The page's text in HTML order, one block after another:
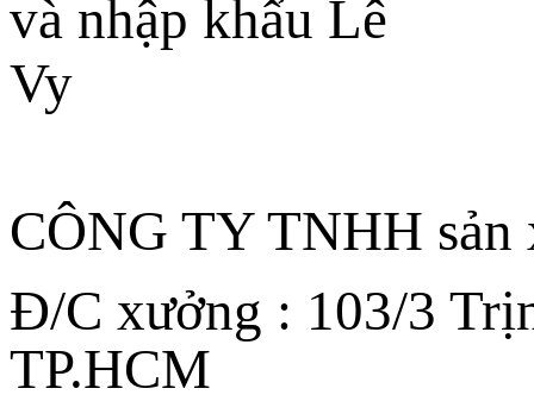
CÔNG TY TNHH sản
Đ/C xưởng : 103/3
TP.HCM